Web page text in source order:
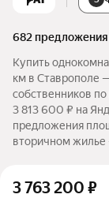
682 предложения
Купить
км в Ставрополе
собственников
3 813 600 ₽ на
предложения
вторичном жилье
3 763 200 ₽